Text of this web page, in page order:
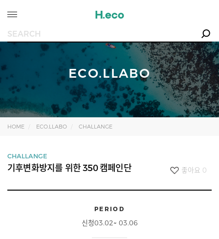
ECO.LLABO
HOME ECO.LLABO CHALLANGE
CHALLANGE
기후변화방지를 위한 350 캠페인단 좋아요 0
PERIOD
신청03.02~ 03.06